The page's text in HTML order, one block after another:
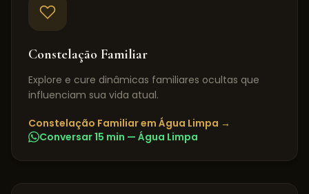
Constelação Familiar
Explore e cure dinâmicas familiares ocultas que
influenciam sua vida atual.
Constelação Familiarem Água Limpa →
Conversar 15 min — Água Limpa